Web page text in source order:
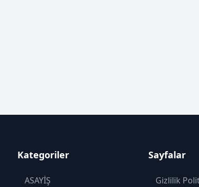
Kategoriler
ASAYİŞ
Sayfalar
Gizlilik